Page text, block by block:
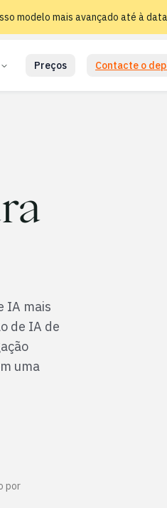
modelo mais avançado até à
Preços Contacte o
IA mais
de IA de
uma
por